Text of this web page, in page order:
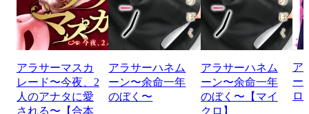
アラサーマスカ
レード〜今夜、2
人のアナタに愛
される〜【合本
アラサーハネム
ーン〜余命一年
のぼく〜
アラサーハネム
ーン〜余命一年
のぼく〜【マイ
クロ】
ア
ー
ロ